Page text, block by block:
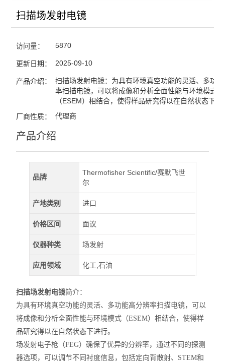
扫描场发射电镜
访问量： 5870
更新日期： 2025-09-10
产品介绍：
扫描场发射电镜：为具有环境真空功能的灵活、多功
率扫描电镜，可以将成像和分析全面性能与环境模式
（ESEM）相结合，使得样品研究得以在自然状态下进
厂商性质： 代理商
产品介绍
品牌
Thermofisher Scientific/赛默飞世
尔
产地类别 进口
价格区间 面议
仪器种类 场发射
应用领域 化工,石油
扫描场发射电镜简介：
为具有环境真空功能的灵活、多功能高分辨率扫描电镜，可以
将成像和分析全面性能与环境模式（ESEM）相结合，使得样
品研究得以在自然状态下进行。
场发射电子枪（FEG）确保了优异的分辨率，通过不同的探测
器选项，可以调节不同衬度信息，包括定向背散射、STEM和